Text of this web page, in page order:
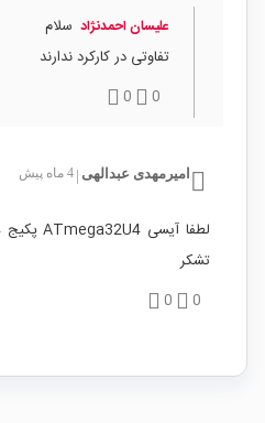
علیسان احمدنژاد سلام
تفاوتی در کارکرد ندارند
0
0
امیرمهدی عبدالهی 4 ماه پیش
تشکر
0
0